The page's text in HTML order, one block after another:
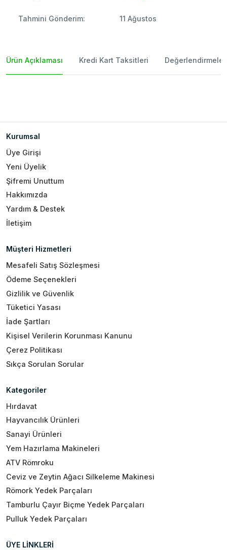
Tahmini Gönderim: 11 Ağustos
Ürün Açıklaması Kredi Kart Taksitleri Değerlendirmeler
Kurumsal
Üye Girişi
Yeni Üyelik
Şifremi Unuttum
Hakkımızda
Yardım & Destek
İletişim
Müşteri Hizmetleri
Mesafeli Satış Sözleşmesi
Ödeme Seçenekleri
Gizlilik ve Güvenlik
Tüketici Yasası
İade Şartları
Kişisel Verilerin Korunması Kanunu
Çerez Politikası
Sıkça Sorulan Sorular
Kategoriler
Hırdavat
Hayvancılık Ürünleri
Sanayi Ürünleri
Yem Hazırlama Makineleri
ATV Römroku
Ceviz ve Zeytin Ağacı Silkeleme Makinesi
Römork Yedek Parçaları
Tamburlu Çayır Biçme Yedek Parçaları
Pulluk Yedek Parçaları
ÜYE LİNKLERİ